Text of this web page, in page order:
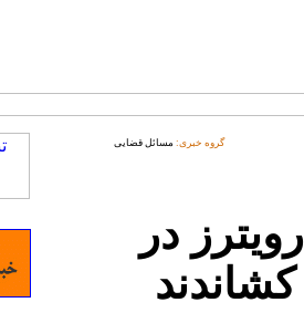
گروه خبری: مسائل قضایی
در
کشاندند